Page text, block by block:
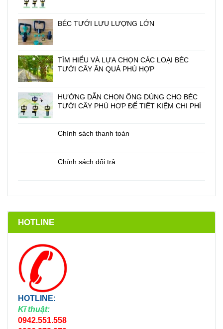
BÉC TƯỚI LƯU LƯỢNG LỚN
TÌM HIỂU VÀ LỰA CHỌN CÁC LOẠI BÉC
TƯỚI CÂY ĂN QUẢ PHÙ HỢP
HƯỚNG DẪN CHỌN ỐNG DÙNG CHO BÉC
TƯỚI CÂY PHÙ HỢP ĐỂ TIẾT KIỆM CHI PHÍ
Chính sách thanh toán
Chính sách đổi trả
HOTLINE
HOTLINE:
Kĩ thuật:
0942.551.558